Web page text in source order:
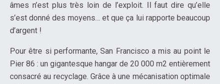
âmes n’est plus très loin de l’exploit. Il faut dire qu’elle
s’est donné des moyens… et que ça lui rapporte beaucoup
d’argent !
Pour être si performante, San Francisco a mis au point le
Pier 86 : un gigantesque hangar de 20 000 m2 entièrement
consacré au recyclage. Grâce à une mécanisation optimale